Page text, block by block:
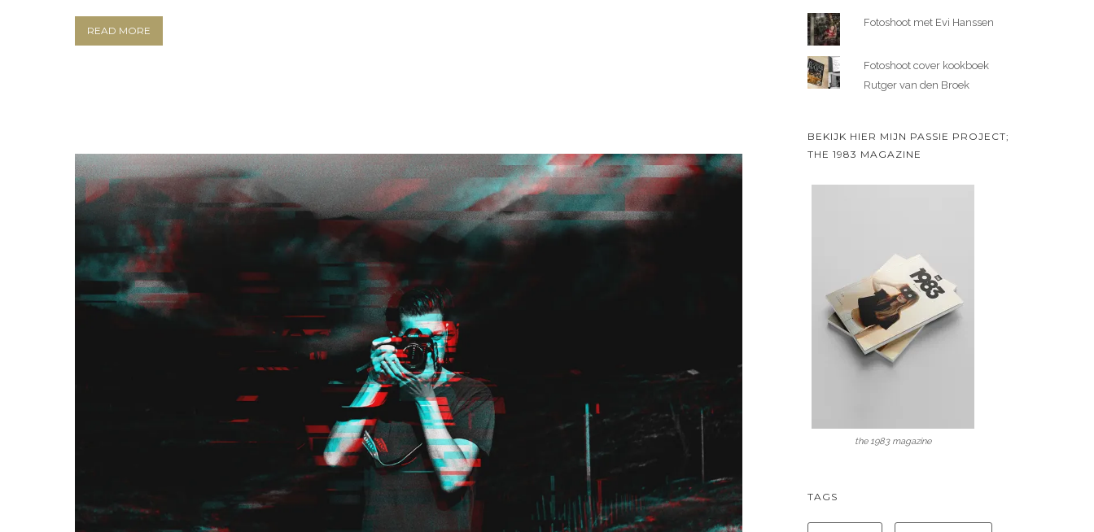
READ MORE
Fotoshoot met Evi Hanssen
Fotoshoot cover kookboek
Rutger van den Broek
BEKIJK HIER MIJN PASSIE PROJECT;
THE 1983 MAGAZINE
the 1983 magazine
TAGS